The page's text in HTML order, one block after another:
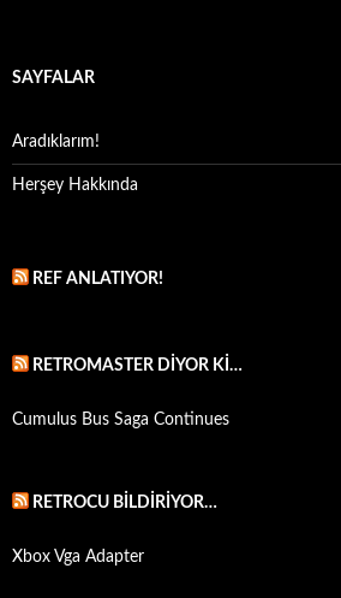
SAYFALAR
Aradıklarım!
Herşey Hakkında
REF ANLATIYOR!
RETROMASTER DIYOR KI…
Cumulus Bus Saga Continues
RETROCU BILDIRIYOR…
Xbox Vga Adapter